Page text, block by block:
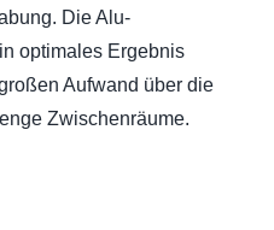
Die Alu-
optimales Ergebnis
Aufwand über die
Zwischenräume.